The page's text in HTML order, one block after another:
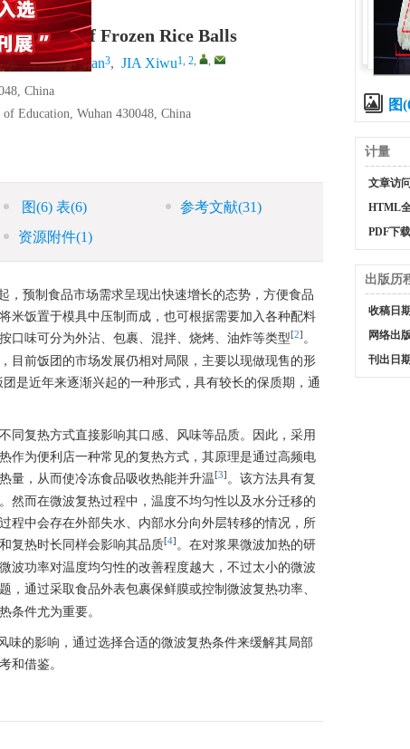
of Frozen Rice Balls
Hongjian3, JIA Xiwu1, 2, ,
China
Education, Wuhan 430048, China
图(6) 表(6) 参考文献(31)
资源附件(1)
，预制食品市场需求呈现出快速增长的态势，方便食品
米饭置于模具中压制而成，也可根据需要加入各种配料
口味可分为外沾、包裹、混拌、烧烤、油炸等类型[2] 。
目前饭团的市场发展仍相对局限，主要以现做现售的形
是近年来逐渐兴起的一种形式，具有较长的保质期，通
同复热方式直接影响其口感、风味等品质。因此，采用
作为便利店一种常见的复热方式，其原理是通过高频电
量，从而使冷冻食品吸收热能并升温[3] 。该方法具有复
然而在微波复热过程中，温度不均匀性以及水分迁移的
程中会存在外部失水、内部水分向外层转移的情况，所
复热时长同样会影响其品质[4] 。在对浆果微波加热的研
波功率对温度均匀性的改善程度越大，不过太小的微波
通过采取食品外表包裹保鲜膜或控制微波复热功率、
条件尤为重要。
的影响，通过选择合适的微波复热条件来缓解其局部
和借鉴。
图
计量
文章访
HTML
PDF下
出版历
收稿日
网络出
刊出日